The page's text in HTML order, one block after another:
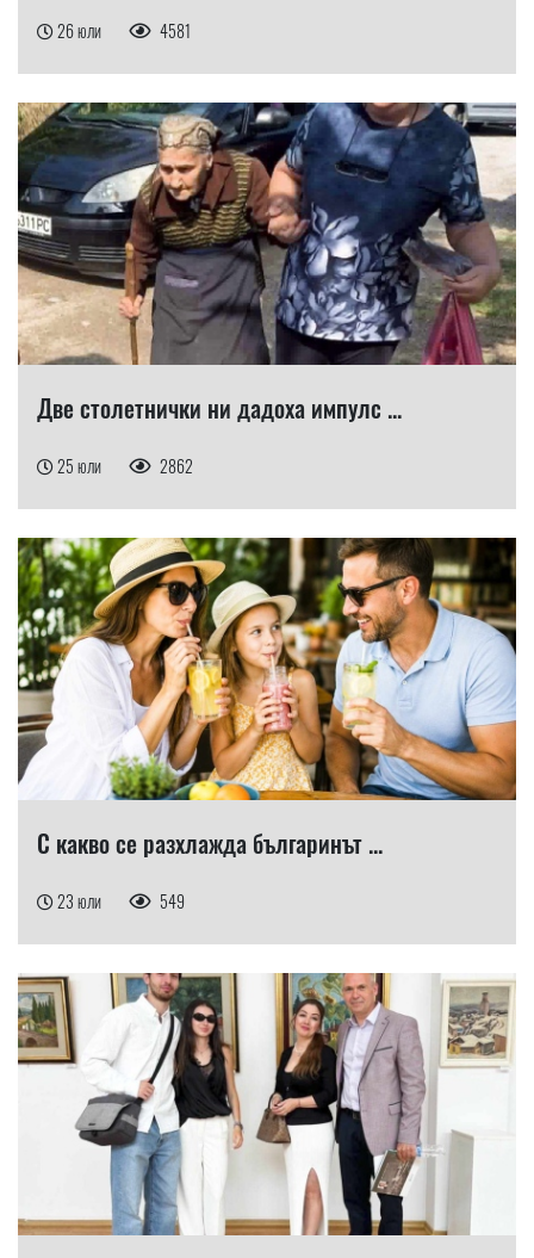
26 юли 4581
Две столетнички ни дадоха импулс ...
25 юли 2862
С какво се разхлажда българинът ...
23 юли 549